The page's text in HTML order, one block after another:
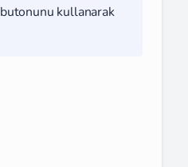
butonunu kullanarak